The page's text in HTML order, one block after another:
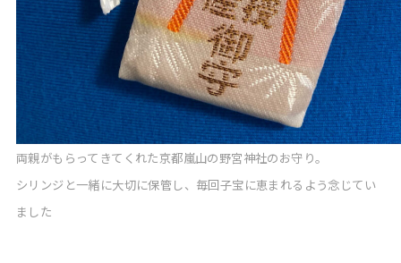
両親がもらってきてくれた京都嵐山の野宮神社のお守り。
シリンジと一緒に大切に保管し、毎回子宝に恵まれるよう念じてい
ました